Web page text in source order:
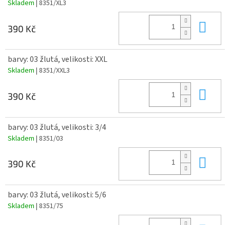
Skladem | 8351/XL3
390 Kč
barvy: 03 žlutá, velikosti: XXL
Skladem | 8351/XXL3
390 Kč
barvy: 03 žlutá, velikosti: 3/4
Skladem | 8351/03
390 Kč
barvy: 03 žlutá, velikosti: 5/6
Skladem | 8351/75